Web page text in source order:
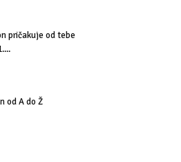
pričakuje od tebe
od A do Ž